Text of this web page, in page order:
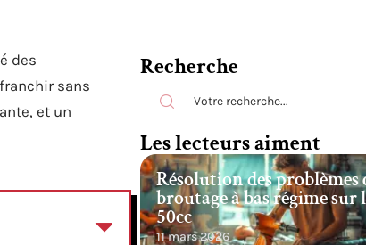
des
sans
et un
Recherche
Les lecteurs aiment
Résolution des problèmes
broutage à bas régime sur
50cc
11 mars 2026